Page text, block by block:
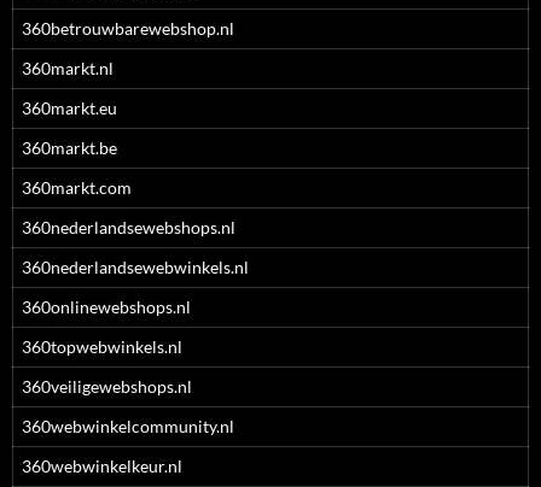
360betrouwbarewebshop.nl
360markt.nl
360markt.eu
360markt.be
360markt.com
360nederlandsewebshops.nl
360nederlandsewebwinkels.nl
360onlinewebshops.nl
360topwebwinkels.nl
360veiligewebshops.nl
360webwinkelcommunity.nl
360webwinkelkeur.nl